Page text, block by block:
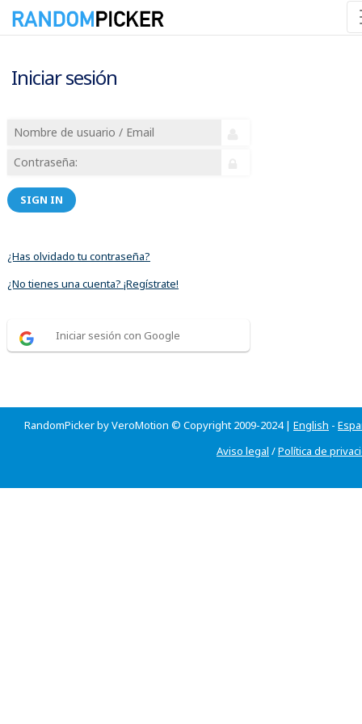
Iniciar sesión
SIGN IN
¿Has olvidado tu contraseña?
¿No tienes una cuenta? ¡Regístrate!
Iniciar sesión con Google
RandomPicker by VeroMotion © Copyright 2009-2024 | English -
Aviso legal /Política de